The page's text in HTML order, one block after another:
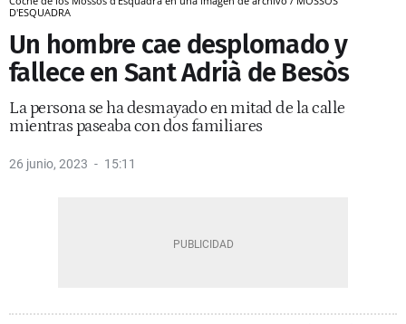
D'ESQUADRA
Un hombre cae desplomado y
fallece en Sant Adrià de Besòs
La persona se ha desmayado en mitad de la calle
mientras paseaba con dos familiares
26 junio, 2023 15:11